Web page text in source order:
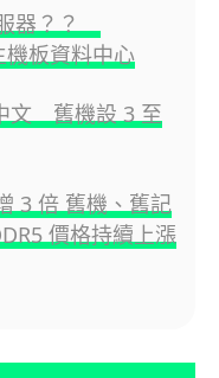
服器？？
板資料中心
文 舊機設 3 至
3 倍 舊機、舊記
價格持續上漲